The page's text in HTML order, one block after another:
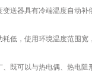
送器具有冷端温度自动补
，使用环境温度范围宽
可以与热电偶、热电阻